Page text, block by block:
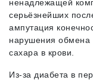
ненадлежащей
серьёзнейших
ампутация
нарушения обмена
сахара в крови.
Из-за диабета в